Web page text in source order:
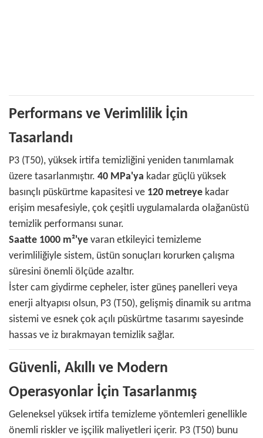
Performans ve Verimlilik İçin
Tasarlandı
P3 (T50), yüksek irtifa temizliğini yeniden tanımlamak
üzere tasarlanmıştır. 40 MPa'ya kadar güçlü yüksek
basınçlı püskürtme kapasitesi ve 120 metreye kadar
erişim mesafesiyle, çok çeşitli uygulamalarda olağanüstü
temizlik performansı sunar.
Saatte 1000 m²'ye varan etkileyici temizleme
verimliliğiyle sistem, üstün sonuçları korurken çalışma
süresini önemli ölçüde azaltır.
İster cam giydirme cepheler, ister güneş panelleri veya
enerji altyapısı olsun, P3 (T50), gelişmiş dinamik su arıtma
sistemi ve esnek çok açılı püskürtme tasarımı sayesinde
hassas ve iz bırakmayan temizlik sağlar.
Güvenli, Akıllı ve Modern
Operasyonlar İçin Tasarlanmış
Geleneksel yüksek irtifa temizleme yöntemleri genellikle
önemli riskler ve işçilik maliyetleri içerir. P3 (T50) bunu